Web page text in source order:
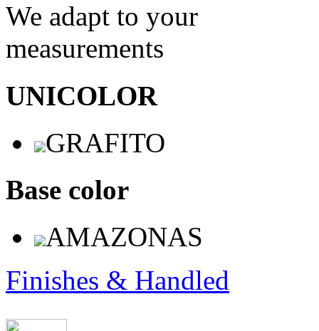
We adapt to your
measurements
UNICOLOR
GRAFITO
Base color
AMAZONAS
Finishes & Handled